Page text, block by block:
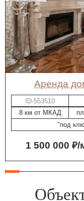
Аренда
ID-553510
8 км от МКАД
"под
1 500 000 ₽/